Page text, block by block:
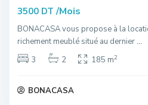
3500 DT /Mois
BONACASA vous propose à la
richement meublé situé au dernier...
3
2 185 m2
BONACASA